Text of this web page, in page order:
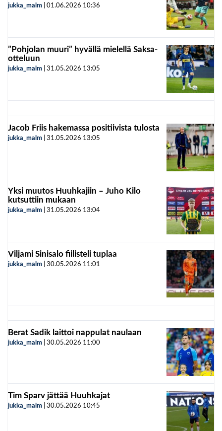
jukka_malm 01.06.2026 10:36
”Pohjolan muuri” hyvällä mielellä Saksa-
otteluun
jukka_malm 31.05.2026 13:05
Jacob Friis hakemassa positiivista tulosta
jukka_malm 31.05.2026 13:05
Yksi muutos Huuhkajiin – Juho Kilo
kutsuttiin mukaan
jukka_malm 31.05.2026 13:04
Viljami Sinisalo fiilisteli tuplaa
jukka_malm 30.05.2026 11:01
Berat Sadik laittoi nappulat naulaan
jukka_malm 30.05.2026 11:00
Tim Sparv jättää Huuhkajat
jukka_malm 30.05.2026 10:45